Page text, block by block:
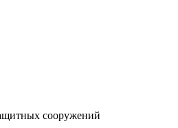
сооружений